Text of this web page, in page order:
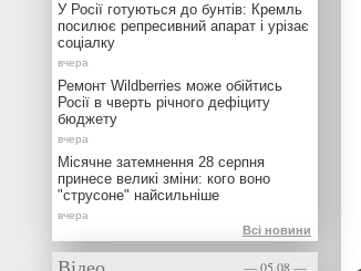
У Росії готуються до бунтів: Кремль
посилює репресивний апарат і урізає
соціалку
Ремонт Wildberries може обійтись
Росії в чверть річного дефіциту
бюджету
Місячне затемнення 28 серпня
принесе великі зміни: кого воно
"струсоне" найсильніше
Всі новини
— 05.08 —